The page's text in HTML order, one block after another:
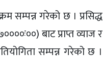
सम्पन्न गरेको छ । प्रसिद्ध
बाट प्राप्त व्याज र
सम्पन्न गरेको छ ।